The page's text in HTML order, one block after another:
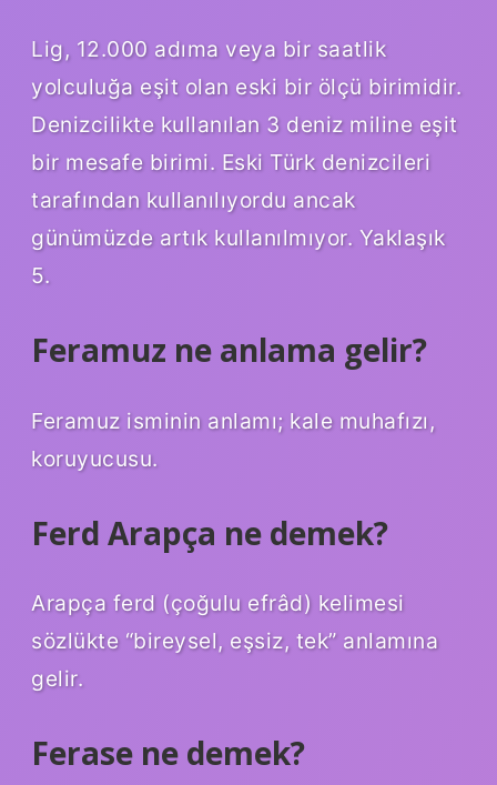
Lig, 12.000 adıma veya bir saatlik
yolculuğa eşit olan eski bir ölçü birimidir.
Denizcilikte kullanılan 3 deniz miline eşit
bir mesafe birimi. Eski Türk denizcileri
tarafından kullanılıyordu ancak
günümüzde artık kullanılmıyor. Yaklaşık
5.
Feramuz ne anlama gelir?
Feramuz isminin anlamı; kale muhafızı,
koruyucusu.
Ferd Arapça ne demek?
Arapça ferd (çoğulu efrâd) kelimesi
sözlükte “bireysel, eşsiz, tek” anlamına
gelir.
Ferase ne demek?